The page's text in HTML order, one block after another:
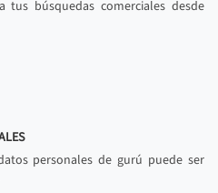
tus búsquedas comerciales desde
personales de gurú puede ser